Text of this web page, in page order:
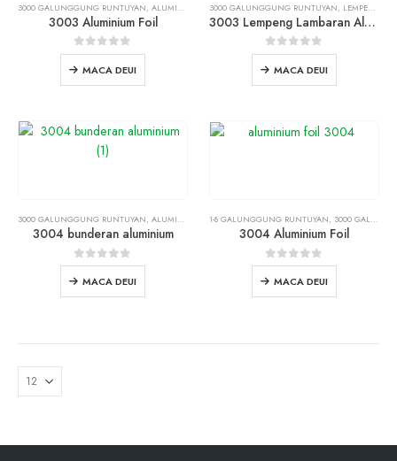
3000 GALUNGGUNG RUNTUYAN, ALUMINIUM FOIL ,PRODUK
3003 Aluminium Foil
0ti 5
MACA DEUI
3000 GALUNGGUNG RUNTUYAN, LEMPENG LAMBARAN ALUMINIUM
3003 Lempeng Lambaran Aluminium
0ti 5
MACA DEUI
3000 GALUNGGUNG RUNTUYAN, ALUMINIUM CIRCLE
3004 bunderan aluminium
0ti 5
MACA DEUI
1-8 GALUNGGUNG RUNTUYAN, 3000 GALUNGGUNG RUNTUYAN
3004 Aluminium Foil
0ti 5
MACA DEUI